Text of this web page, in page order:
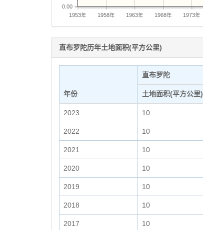
1953年 1958年 1963年 1968年 1973年
0.00
直布罗陀历年土地面积(平方公里)
年份
直布罗陀
土地面积(平方公里)
2023 10
2022 10
2021 10
2020 10
2019 10
2018 10
2017 10